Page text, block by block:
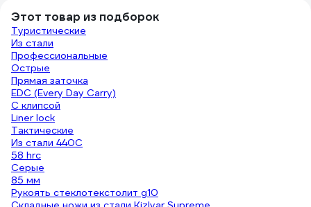
Этот товар из подборок
Туристические
Из стали
Профессиональные
Острые
Прямая заточка
EDC (Every Day Carry)
C клипсой
Liner lock
Тактические
Из стали 440С
58 hrc
Серые
85 мм
Рукоять стеклотекстолит g10